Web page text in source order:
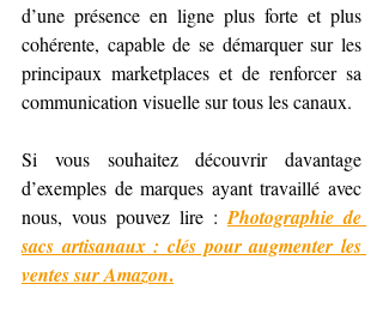
d’une présence en ligne plus forte et plus
cohérente, capable de se démarquer sur les
principaux marketplaces et de renforcer sa
communication visuelle sur tous les canaux.
Si vous souhaitez découvrir davantage
d’exemples de marques ayant travaillé avec
nous, vous pouvez lire : Photographie de
sacs artisanaux : clés pour augmenter les
ventes sur Amazon.